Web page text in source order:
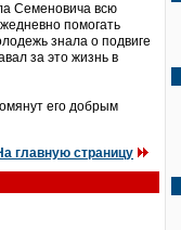
Семеновича всю
помогать
знала о подвиге
за это жизнь в
его добрым
главную страницу